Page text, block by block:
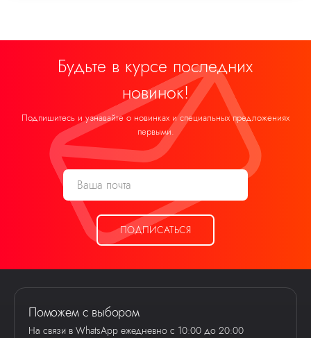
Будьте в курсе последних
новинок!
Подпишитесь и узнавайте о новинках и специальных предложениях
первыми.
ПОДПИСАТЬСЯ
Поможем с выбором
На связи в WhatsApp ежедневно с 10:00 до 20:00